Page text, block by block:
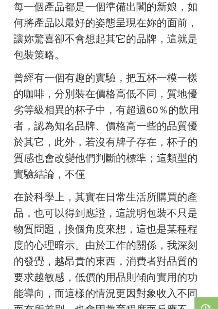
每一個產品都是一個準備出閣的新娘，如
何將產品以最好的姿態呈現在妳的面前，
讓妳驚喜卻不會想起其它的品牌，這就是
包裝策略。
曾經有一個有趣的實驗，把五杯一模一樣
的咖啡，分別裝在價格高低不同，質地優
劣等級相異的杯子中，有超過60％的飲用
者，認為知名品牌、價格高一些的品質優
於其它，此外，若沒有牌子存在，杯子的
質感也會改變他們判斷的標準；這類型的
實驗結論，不僅
在於科學上，其實在日常生活所購買的產
品，也可以得到應證，這說明包裝不只是
物質問題，換個角度來想，這也是某種程
度的心理暗示。由於工作的關係，我深刻
的發覺，越昂貴的東西，消費者對品質的
要求越敏感，低價的用品則傾向實用的功
能導向，而這樣的情況更因對象收入不同